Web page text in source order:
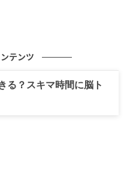
テンツ
る？スキマ時間に脳ト